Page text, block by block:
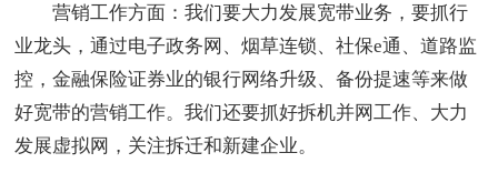
营销工作方面：我们要大力发展宽带业务，要抓行
业龙头，通过电子政务网、烟草连锁、社保e通、道路监
控，金融保险证券业的银行网络升级、备份提速等来做
好宽带的营销工作。我们还要抓好拆机并网工作、大力
发展虚拟网，关注拆迁和新建企业。